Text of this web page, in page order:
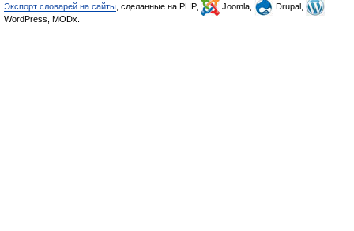
Экспорт словарей на сайты , сделанные на PHP, Joomla,
Drupal,
WordPress, MODx.